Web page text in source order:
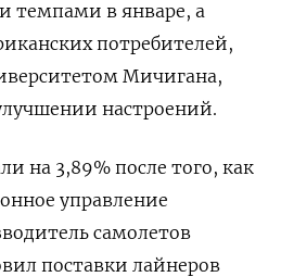
темпами в январе, а
потребителей,
Мичигана,
настроений.
на 3,89% после того, как
управление
самолетов
поставки лайнеров